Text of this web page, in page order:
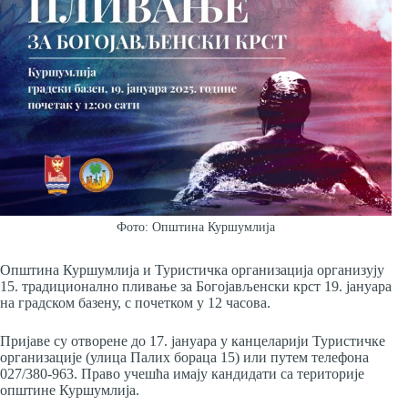
Фото: Општина Куршумлија
Општина Куршумлија и Туристичка организација организују
15. традиционално пливање за Богојављенски крст 19. јануара
на градском базену, с почетком у 12 часова.
Пријаве су отворене до 17. јануара у канцеларији Туристичке
организације (улица Палих бораца 15) или путем телефона
027/380-963. Право учешћа имају кандидати са територије
општине Куршумлија.